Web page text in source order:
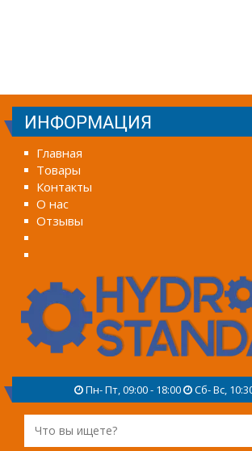
ИНФОРМАЦИЯ
Главная
Товары
Контакты
О нас
Отзывы
Пн- Пт, 09:00 - 18:00 Сб- Вс,